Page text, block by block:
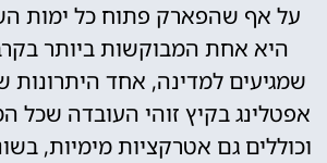
על אף שהפארק פתוח כל ימות
היא אחת המבוקשות ביותר
שמגיעים למדינה, אחד היתרונות
אפטלינג בקיץ זוהי העובדה שכל
וכוללים גם אטרקציות מימיות,